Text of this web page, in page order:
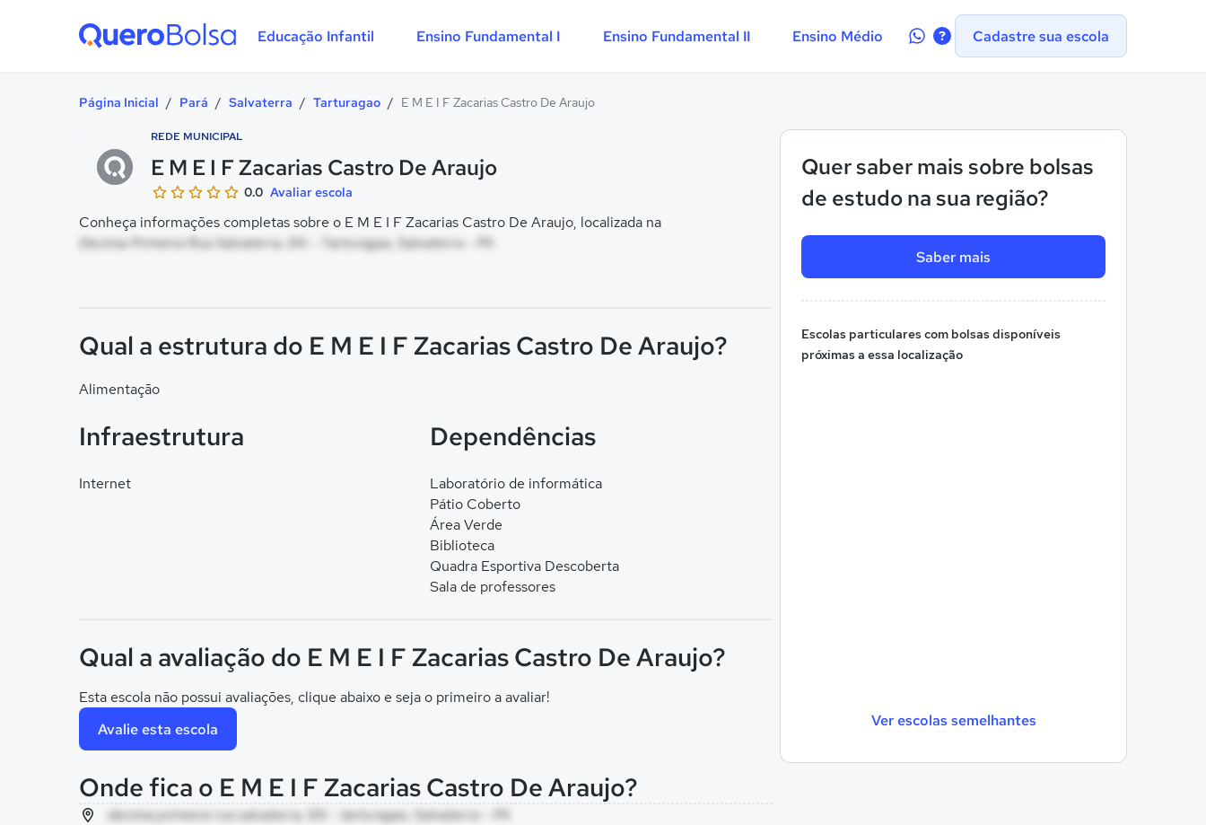
Educação Infantil Ensino Fundamental I Ensino Fundamental II Ensino Médio
Contate-Cadastre sua escola
Página Inicial / Pará / Salvaterra / Tarturagao / E M E I F Zacarias Castro De Araujo
REDE MUNICIPAL
E M E I F Zacarias Castro De Araujo
0.0 Avaliar escola
Conheça informações completas sobre o E M E I F Zacarias Castro De Araujo, localizada na
Decima Primeira Rua Salvaterra, SN - Tarturagao, Salvaterra - PA
Quer saber mais sobre bolsas
de estudo na sua região?
Saber mais
Escolas particulares com bolsas disponíveis
próximas a essa localização
Ver escolas semelhantes
Qual a estrutura do E M E I F Zacarias Castro De Araujo?
Alimentação
Infraestrutura
Internet
Dependências
Laboratório de informática
Pátio Coberto
Área Verde
Biblioteca
Quadra Esportiva Descoberta
Sala de professores
Qual a avaliação do E M E I F Zacarias Castro De Araujo?
Esta escola não possui avaliações, clique abaixo e seja o primeiro a avaliar!
Avalie esta escola
Onde fica o E M E I F Zacarias Castro De Araujo?
decima primeira rua salvaterra, SN - tarturagao, Salvaterra - PA